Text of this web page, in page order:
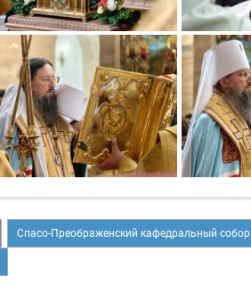
Спасо-Преображенский кафедральный собор